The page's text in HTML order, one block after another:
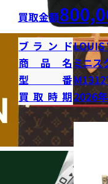
買取金額
ブランドLOUIS
商品名 ミニス
型番
買取時期2026